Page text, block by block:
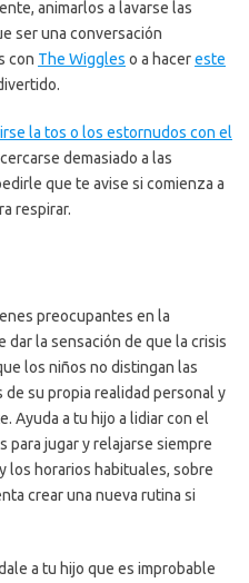
animarlos a lavarse las
ser una conversación
con The Wiggles o a hacereste
la tos o los estornudos con el
demasiado a las
que te avise si comienza a
respirar.
preocupantes en la
la sensación de que la crisis
los niños no distingan las
su propia realidad personal y
Ayuda a tu hijo a lidiar con el
jugar y relajarse siempre
los horarios habituales, sobre
crear una nueva rutina si
a tu hijo que es improbable